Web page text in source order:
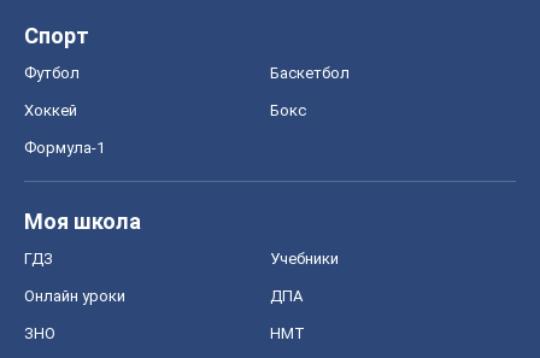
Спорт
Футбол Баскетбол
Хоккей Бокс
Формула-1
Моя школа
ГДЗ Учебники
Онлайн уроки ДПА
ЗНО НМТ